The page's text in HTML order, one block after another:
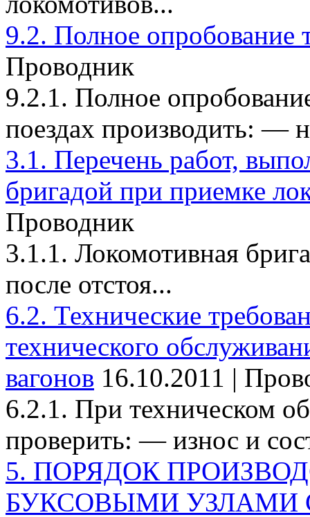
9.2. Полное опробование
Проводник
9.2.1. Полное
поездах производить: —
3.1. Перечень работ,
бригадой при приемке
Проводник
3.1.1. Локомотивная
после отстоя...
6.2. Технические
технического
вагонов 16.10.2011 |
6.2.1. При техническом
проверить: — износ и
5. ПОРЯДОК
БУКСОВЫМИ УЗЛАМИ